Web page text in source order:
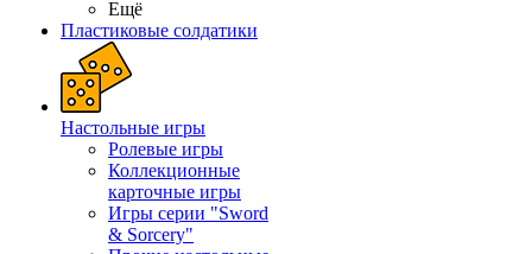
Ещё
Пластиковые солдатики
Настольные игры
Ролевые игры
Коллекционные
карточные игры
Игры серии "Sword
& Sorcery"